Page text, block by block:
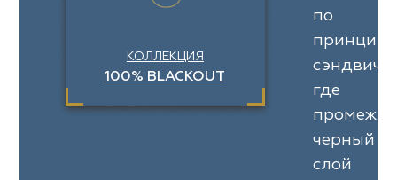
КОЛЛЕКЦИЯ
100% BLACKOUT
по
принципу
сэндвича,
где
черный
слой